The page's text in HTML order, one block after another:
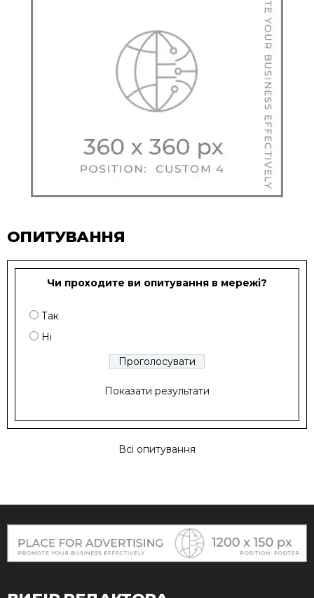
ОПИТУВАННЯ
Чи проходите ви опитування в мережі?
Так
Ні
Показати результати
Всі опитування